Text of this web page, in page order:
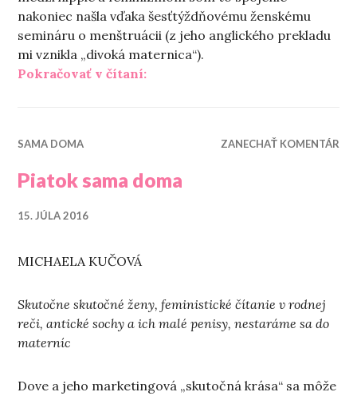
nakoniec našla vďaka šesťtýždňovému ženskému
semináru o menštruácii (z jeho anglického prekladu
mi vznikla „divoká maternica“).
Pokračovať v čítaní:„Krvácajúca bohyňa Kali“
SAMA DOMA ZANECHAŤ KOMENTÁR
Piatok sama doma
15. JÚLA 2016
MICHAELA KUČOVÁ
Skutočne skutočné ženy, feministické čítanie v rodnej
reči, antické sochy a ich malé penisy, nestaráme sa do
materníc
Dove a jeho marketingová „skutočná krása“ sa môže